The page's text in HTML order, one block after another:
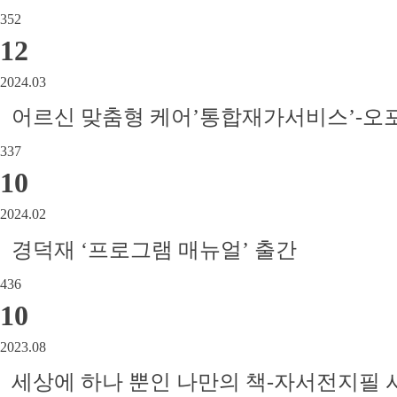
352
12
2024.03
어르신 맞춤형 케어’통합재가서비스’-오
337
10
2024.02
경덕재 ‘프로그램 매뉴얼’ 출간
436
10
2023.08
세상에 하나 뿐인 나만의 책-자서전지필